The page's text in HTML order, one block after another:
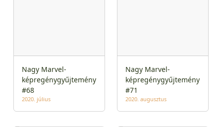
Nagy Marvel-
képregénygyűjtemény
#68
2020. július
Nagy Marvel-
képregénygyűjtemény
#71
2020. augusztus